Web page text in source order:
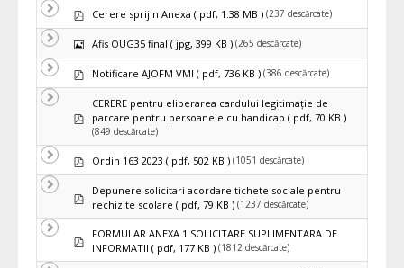
pdfCerere sprijin Anexa ( pdf, 1.38 MB ) (237 descărcate)
Imagine
Afis OUG35 final ( jpg, 399 KB ) (265 descărcate)
pdfNotificare AJOFM VMI ( pdf, 736 KB ) (386 descărcate)
pdf
CERERE pentru eliberarea cardului legitimaţie de
parcare pentru persoanele cu handicap ( pdf, 70 KB )
(849 descărcate)
pdfOrdin 163 2023 ( pdf, 502 KB ) (1051 descărcate)
pdfDepunere solicitari acordare tichete sociale pentru
rechizite scolare ( pdf, 79 KB ) (1237 descărcate)
pdfFORMULAR ANEXA 1 SOLICITARE SUPLIMENTARA DE
INFORMATII ( pdf, 177 KB ) (1812 descărcate)